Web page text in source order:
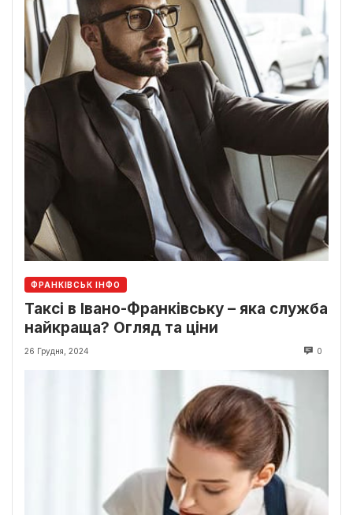
ФРАНКІВСЬК ІНФО
Таксі в Івано-Франківську – яка служба
найкраща? Огляд та ціни
26 Грудня, 2024 0